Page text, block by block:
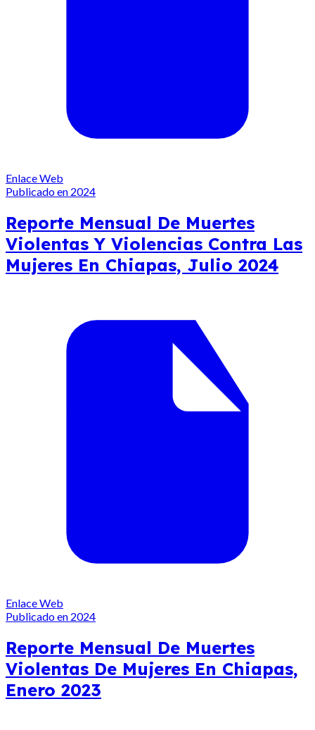
Enlace Web
Publicado en 2024
Reporte Mensual De Muertes
Violentas Y Violencias Contra Las
Mujeres En Chiapas, Julio 2024
Enlace Web
Publicado en 2024
Reporte Mensual De Muertes
Violentas De Mujeres En Chiapas,
Enero 2023